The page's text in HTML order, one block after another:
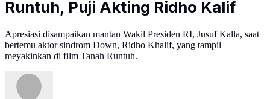
Runtuh, Puji Akting Ridho Kalif
Apresiasi disampaikan mantan Wakil Presiden RI, Jusuf Kalla, saat
bertemu aktor sindrom Down, Ridho Khalif, yang tampil
meyakinkan di film Tanah Runtuh.